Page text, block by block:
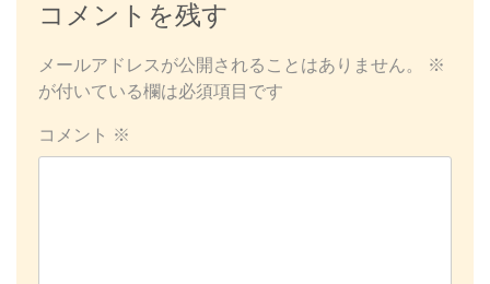
ビ
ゲ
ー
コメントを残す
メールアドレスが公開されることはありません。
※
が付いている欄は必須項目です
コメント ※